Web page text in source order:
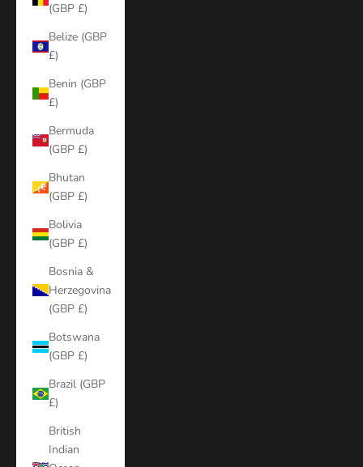
(GBP £)
Belize (GBP
£)
Benin (GBP
£)
Bermuda
(GBP £)
Bhutan
(GBP £)
Bolivia
(GBP £)
Bosnia &
Herzegovina
(GBP £)
Botswana
(GBP £)
Brazil (GBP
£)
British
Indian